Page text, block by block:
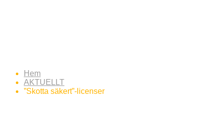
Hem
AKTUELLT
”Skotta säkert”-licenser